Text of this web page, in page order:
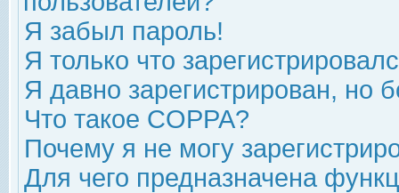
Я забыл пароль!
Я только что
Я давно зарегистрирован, но
Что такое COPPA?
Почему я не могу
Для чего предназначена